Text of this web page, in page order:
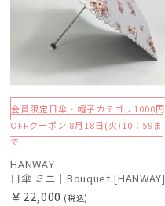
会員限定日傘・帽子カテゴリ1000円
OFFクーポン 8月18日(火)10：59ま
で
HANWAY
日傘 ミニ｜Bouquet [HANWAY]
￥22,000 (税込)